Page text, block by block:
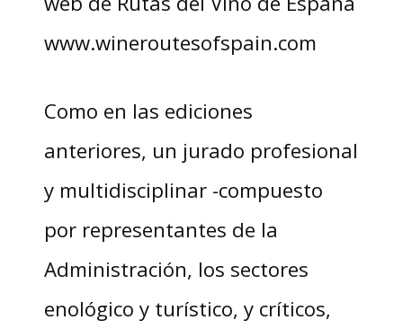
www.wineroutesofspain.com
Como en las ediciones
anteriores, un jurado profesional
y multidisciplinar -compuesto
por representantes de la
Administración, los sectores
enológico y turístico, y críticos,